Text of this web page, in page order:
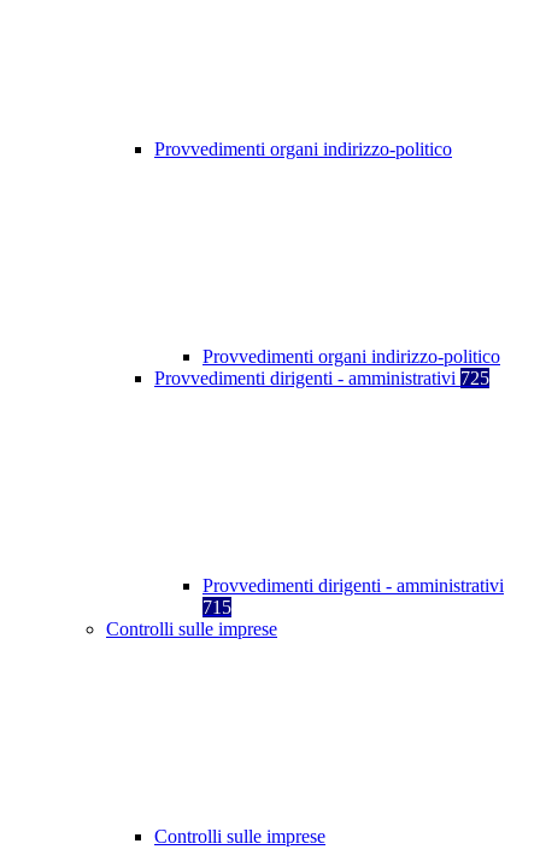
Provvedimenti organi indirizzo-politico
Provvedimenti organi indirizzo-politico
Provvedimenti dirigenti - amministrativi 725
Provvedimenti dirigenti - amministrativi
715
Controlli sulle imprese
Controlli sulle imprese